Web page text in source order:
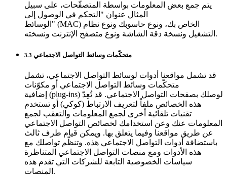
يتم جمع بعض المعلومات بواسطة المتصفّحات، على سبيل
المثال عنوان "التحكم في الوصول إلى
الوسائط" (MAC) الخاص بك، ونوع حاسوبك ونوع نظام
التشغيل ونسخة دقة الشاشة ونوع متصفح الإنترنت ونسخته.
3.3 متحكّمات وسائط التواصل الاجتماعي
قد تشمل مواقعنا أدوات لوسائط التواصل الاجتماعي، تشمل
متحكّمات وسائط التواصل الاجتماعي أو مكوّنات
إضافية (plug-ins) لوصلك بصفحات التواصل الاجتماعي. قد تُعِدّ
هذه الخصائص ملفاً لتعريف الارتباط (كوكي) أو تستخدم
تقنيات تلقائية أخرى لجمع المعلومات والتعقب لجمع
المعلومات عنك وعن استخدامك لخصائص التواصل الاجتماعي
عن طريق مواقعنا وفيما يتعلق بها. ويمكن قيام طرف ثالث
باستضافة أدوات التواصل الاجتماعي هذه. وتنظّم تواصلك مع
هذه الأدوات ومع منصات التواصل الاجتماعي المتناظرة
سياسات الخصوصية التابعة للشركات التي تقدم هذه
المنصات.